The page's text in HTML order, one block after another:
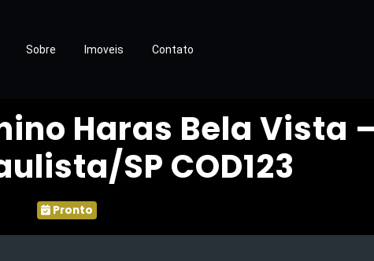
Sobre Imoveis Contato
Haras Bela Vista
SP COD123
Pronto